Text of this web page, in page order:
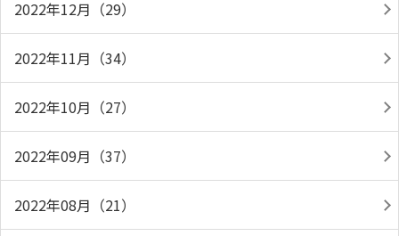
2022年12月（29）
2022年11月（34）
2022年10月（27）
2022年09月（37）
2022年08月（21）